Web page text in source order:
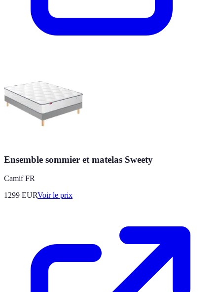
Ensemble sommier et matelas Sweety
Camif FR
1299 EURVoir le prix